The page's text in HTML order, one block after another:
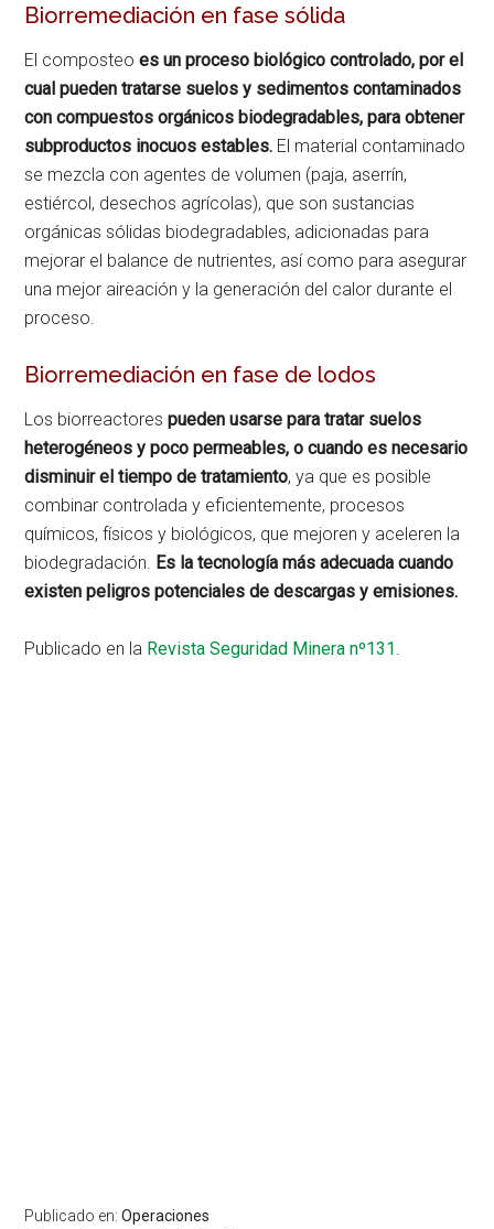
Biorremediación en fase sólida
El composteoes un proceso biológico controlado, por el
cual pueden tratarse suelos y sedimentos contaminados
con compuestos orgánicos biodegradables, para obtener
subproductos inocuos estables. El material contaminado
se mezcla con agentes de volumen (paja, aserrín,
estiércol, desechos agrícolas), que son sustancias
orgánicas sólidas biodegradables, adicionadas para
mejorar el balance de nutrientes, así como para asegurar
una mejor aireación y la generación del calor durante el
proceso.
Biorremediación en fase de lodos
Los biorreactores pueden usarse para tratar suelos
heterogéneos y poco permeables, o cuando es necesario
disminuir el tiempo de tratamiento, ya que es posible
combinar controlada y eficientemente, procesos
químicos, físicos y biológicos, que mejoren y aceleren la
biodegradación. Es la tecnología más adecuada cuando
existen peligros potenciales de descargas y emisiones.
Publicado en la Revista Seguridad Minera nº131.
Publicado en:Operaciones